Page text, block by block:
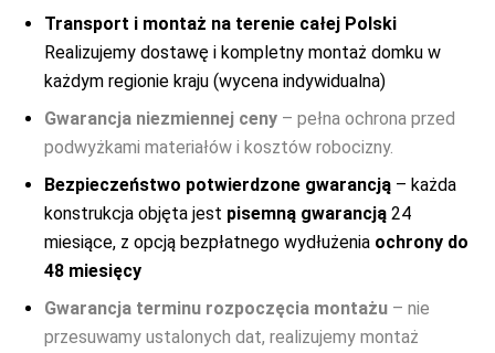
przed wpływem czynników atmosferycznych. Rozwiązanie
to przekłada się korzystnie na koszty konserwacji altany.
Transport i montaż na terenie całej Polski
Realizujemy dostawę i kompletny montaż domku w
każdym regionie kraju (wycena indywidualna)
Gwarancja niezmiennej ceny – pełna ochrona przed
podwyżkami materiałów i kosztów robocizny.
Bezpieczeństwo potwierdzone gwarancją – każda
konstrukcja objęta jest pisemną gwarancją 24
miesiące, z opcją bezpłatnego wydłużenia ochrony do
48 miesięcy
Gwarancja terminu rozpoczęcia montażu – nie
przesuwamy ustalonych dat, realizujemy montaż